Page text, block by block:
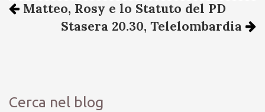
Matteo, Rosy e lo Statuto del PD
Stasera 20.30, Telelombardia
Cerca nel blog